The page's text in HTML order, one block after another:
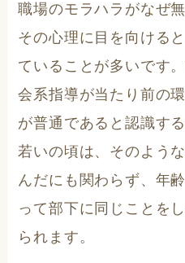
職場のモラハラがなぜ
その心理に目を向ける
ていることが多いです
会系指導が当たり前の
が普通であると認識す
若いの頃は、そのよう
んだにも関わらず、年
って部下に同じことを
られます。